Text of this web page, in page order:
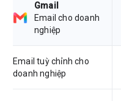
Gmail
Email cho doanh
nghiệp
Email tuỳ chỉnh cho
doanh nghiệp